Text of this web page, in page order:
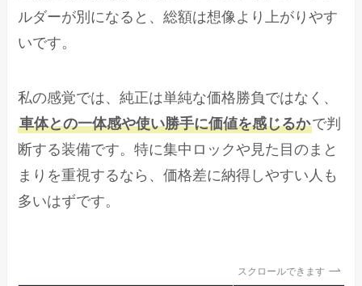
ルダーが別になると、総額は想像より上がりやす
いです。
私の感覚では、純正は単純な価格勝負ではなく、
車体との一体感や使い勝手に価値を感じるかで判
断する装備です。特に集中ロックや見た目のまと
まりを重視するなら、価格差に納得しやすい人も
多いはずです。
スクロールできます